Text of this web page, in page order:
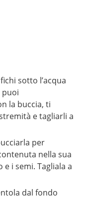
sotto l’acqua
puoi
la buccia, ti
e tagliarli a
per
nella sua
i semi. Tagliala a
dal fondo